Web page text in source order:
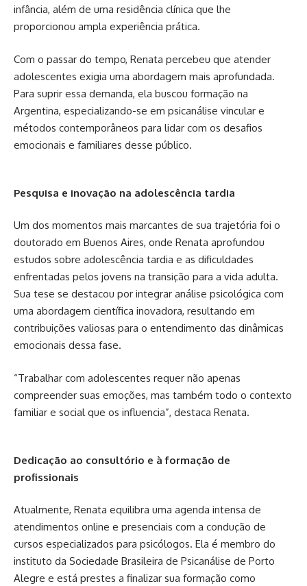
infância, além de uma residência clínica que lhe
proporcionou ampla experiência prática.
Com o passar do tempo, Renata percebeu que atender
adolescentes exigia uma abordagem mais aprofundada.
Para suprir essa demanda, ela buscou formação na
Argentina, especializando-se em psicanálise vincular e
métodos contemporâneos para lidar com os desafios
emocionais e familiares desse público.
Pesquisa e inovação na adolescência tardia
Um dos momentos mais marcantes de sua trajetória foi o
doutorado em Buenos Aires, onde Renata aprofundou
estudos sobre adolescência tardia e as dificuldades
enfrentadas pelos jovens na transição para a vida adulta.
Sua tese se destacou por integrar análise psicológica com
uma abordagem científica inovadora, resultando em
contribuições valiosas para o entendimento das dinâmicas
emocionais dessa fase.
“Trabalhar com adolescentes requer não apenas
compreender suas emoções, mas também todo o contexto
familiar e social que os influencia”, destaca Renata.
Dedicação ao consultório e à formação de
profissionais
Atualmente, Renata equilibra uma agenda intensa de
atendimentos online e presenciais com a condução de
cursos especializados para psicólogos. Ela é membro do
instituto da Sociedade Brasileira de Psicanálise de Porto
Alegre e está prestes a finalizar sua formação como